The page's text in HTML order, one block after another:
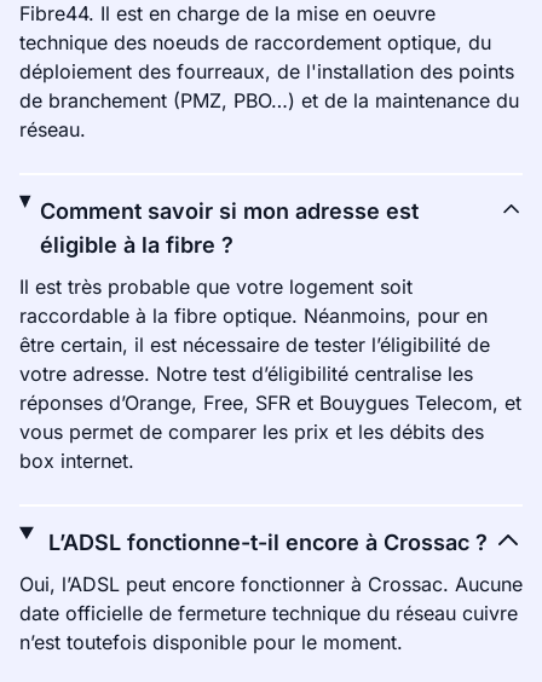
Fibre44. Il est en charge de la mise en oeuvre
technique des noeuds de raccordement optique, du
déploiement des fourreaux, de l'installation des points
de branchement (PMZ, PBO…) et de la maintenance du
réseau.
Comment savoir si mon adresse est
éligible à la fibre ?
Il est très probable que votre logement soit
raccordable à la fibre optique. Néanmoins, pour en
être certain, il est nécessaire de tester l’éligibilité de
votre adresse. Notre test d’éligibilité centralise les
réponses d’Orange, Free, SFR et Bouygues Telecom, et
vous permet de comparer les prix et les débits des
box internet.
L’ADSL fonctionne-t-il encore à Crossac ?
Oui, l’ADSL peut encore fonctionner à Crossac. Aucune
date officielle de fermeture technique du réseau cuivre
n’est toutefois disponible pour le moment.